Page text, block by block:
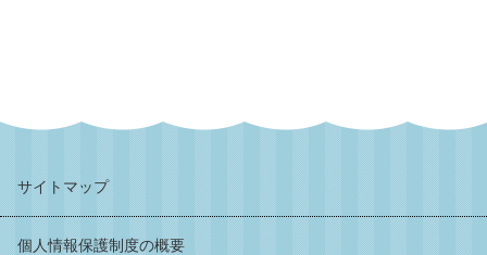
サイトマップ
個人情報保護制度の概要